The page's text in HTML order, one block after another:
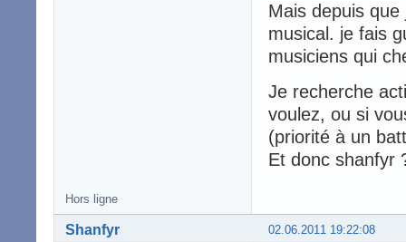
Mais depuis
musical. je fais
musiciens qui
Je recherche
voulez, ou si
(priorité à un
Et donc shanfyr
Hors ligne
02.06.2011 19:22:08
Shanfyr